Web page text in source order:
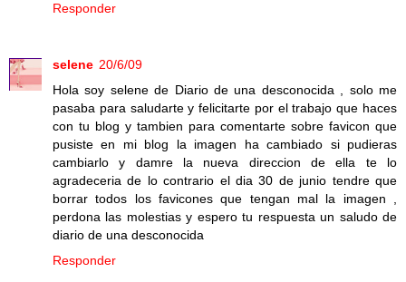
Responder
selene 20/6/09
Hola soy selene de Diario de una desconocida , solo me
pasaba para saludarte y felicitarte por el trabajo que haces
con tu blog y tambien para comentarte sobre favicon que
pusiste en mi blog la imagen ha cambiado si pudieras
cambiarlo y damre la nueva direccion de ella te lo
agradeceria de lo contrario el dia 30 de junio tendre que
borrar todos los favicones que tengan mal la imagen ,
perdona las molestias y espero tu respuesta un saludo de
diario de una desconocida
Responder